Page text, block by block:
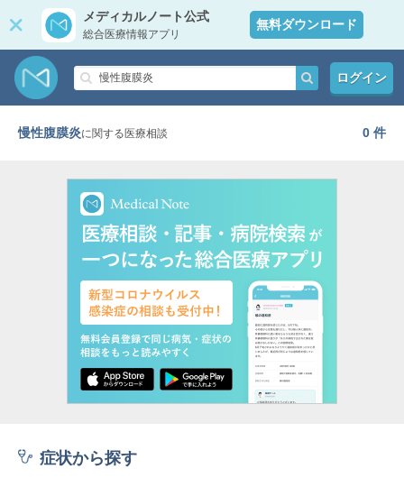
メディカルノート公式
総合医療情報アプリ
無料ダウンロード
ログイン
慢性腹膜炎に関する医療相談 0 件
症状から探す